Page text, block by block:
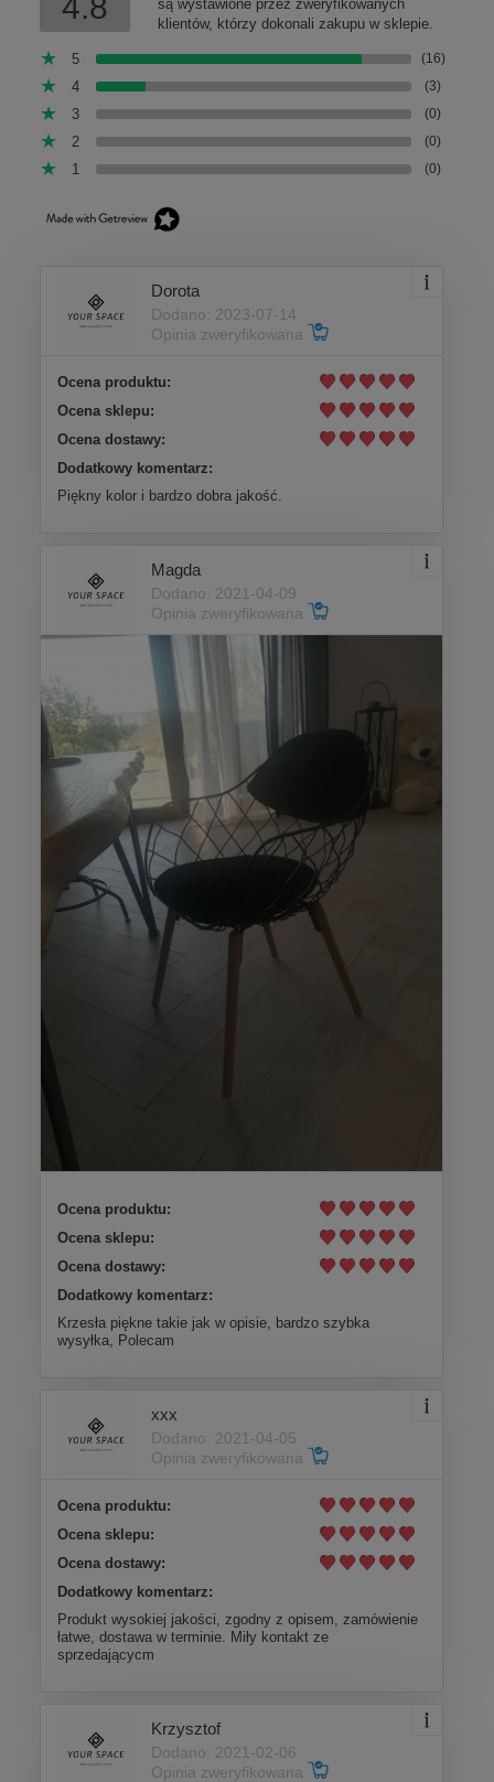
4.8
są wystawione przez zweryfikowanych
klientów, którzy dokonali zakupu w sklepie.
5 (16)
4 (3)
3 (0)
2 (0)
1 (0)
Dorota
Dodano: 2023-07-14
Opinia zweryfikowana
Ocena produktu:
Ocena sklepu:
Ocena dostawy:
Dodatkowy komentarz:
Piękny kolor i bardzo dobra jakość.
Magda
Dodano: 2021-04-09
Opinia zweryfikowana
Ocena produktu:
Ocena sklepu:
Ocena dostawy:
Dodatkowy komentarz:
Krzesła piękne takie jak w opisie, bardzo szybka
wysyłka, Polecam
xxx
Dodano: 2021-04-05
Opinia zweryfikowana
Ocena produktu:
Ocena sklepu:
Ocena dostawy:
Dodatkowy komentarz:
Produkt wysokiej jakości, zgodny z opisem, zamówienie
łatwe, dostawa w terminie. Miły kontakt ze
sprzedającycm
Krzysztof
Dodano: 2021-02-06
Opinia zweryfikowana